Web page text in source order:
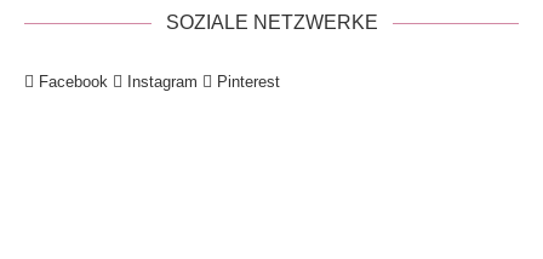
SOZIALE NETZWERKE
Facebook Instagram Pinterest